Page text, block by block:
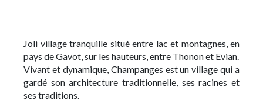
Joli village tranquille situé entre lac et montagnes, en
pays de Gavot, sur les hauteurs, entre Thonon et Evian.
Vivant et dynamique, Champanges est un village qui a
gardé son architecture traditionnelle, ses racines et
ses traditions.